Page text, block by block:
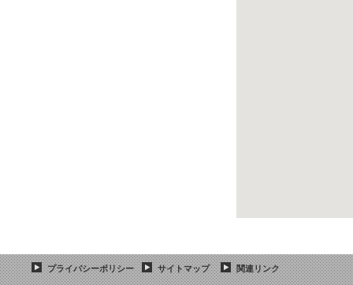
プライバシーポリシー サイトマップ 関連リンク